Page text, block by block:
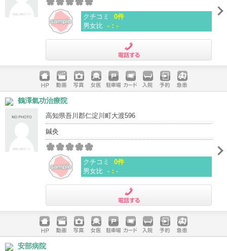
クチコミ
0件
男女比 -：-
ホームペ
ージ
動画 写真 女医 駐車場
クレジッ
入院 予約 急患
鶴澤氣功治療院
高知県吾川郡仁淀川町大渡596
鍼灸
クチコミ
0件
男女比 -：-
ホームペ
ージ
動画 写真 女医 駐車場
クレジッ
入院 予約 急患
安部病院